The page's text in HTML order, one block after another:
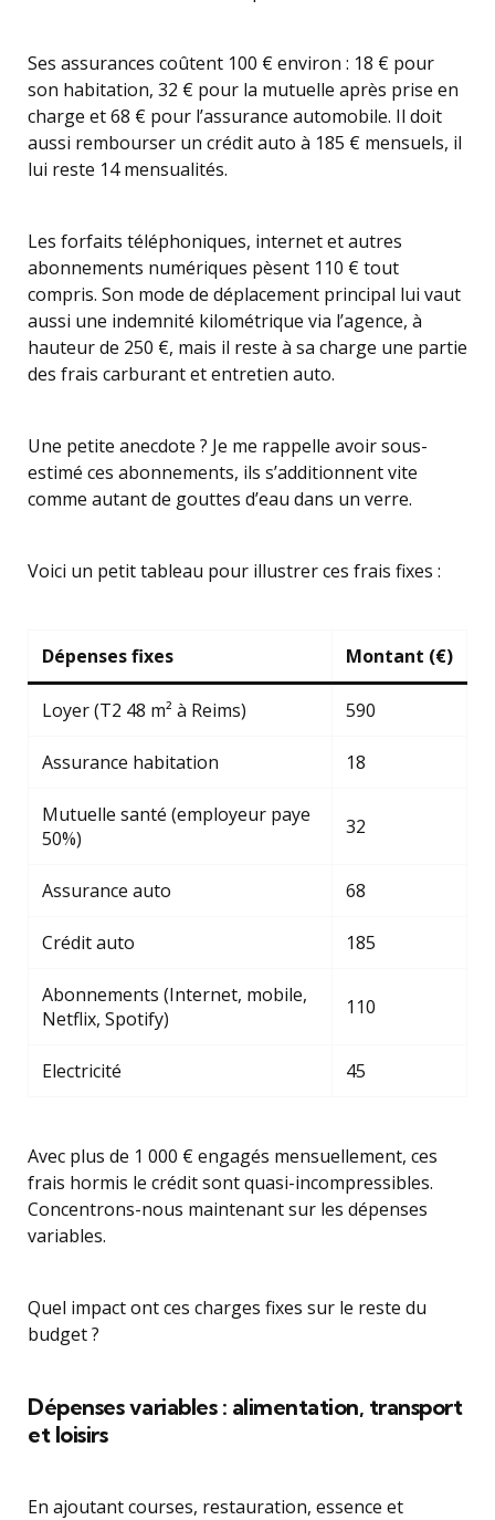
Ses assurances coûtent 100 € environ : 18 € pour
son habitation, 32 € pour la mutuelle après prise en
charge et 68 € pour l’assurance automobile. Il doit
aussi rembourser un crédit auto à 185 € mensuels, il
lui reste 14 mensualités.
Les forfaits téléphoniques, internet et autres
abonnements numériques pèsent 110 € tout
compris. Son mode de déplacement principal lui vaut
aussi une indemnité kilométrique via l’agence, à
hauteur de 250 €, mais il reste à sa charge une partie
des frais carburant et entretien auto.
Une petite anecdote ? Je me rappelle avoir sous-
estimé ces abonnements, ils s’additionnent vite
comme autant de gouttes d’eau dans un verre.
Voici un petit tableau pour illustrer ces frais fixes :
Dépenses fixes Montant (€)
Loyer (T2 48 m² à Reims) 590
Assurance habitation 18
Mutuelle santé (employeur paye
50%)
32
Assurance auto 68
Crédit auto 185
Abonnements (Internet, mobile,
Netflix, Spotify)
110
Electricité 45
Avec plus de 1 000 € engagés mensuellement, ces
frais hormis le crédit sont quasi-incompressibles.
Concentrons-nous maintenant sur les dépenses
variables.
Quel impact ont ces charges fixes sur le reste du
budget ?
Dépenses variables : alimentation, transport
et loisirs
En ajoutant courses, restauration, essence et